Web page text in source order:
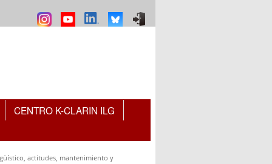
CENTRO K-CLARIN ILG
actitudes, mantenimiento y